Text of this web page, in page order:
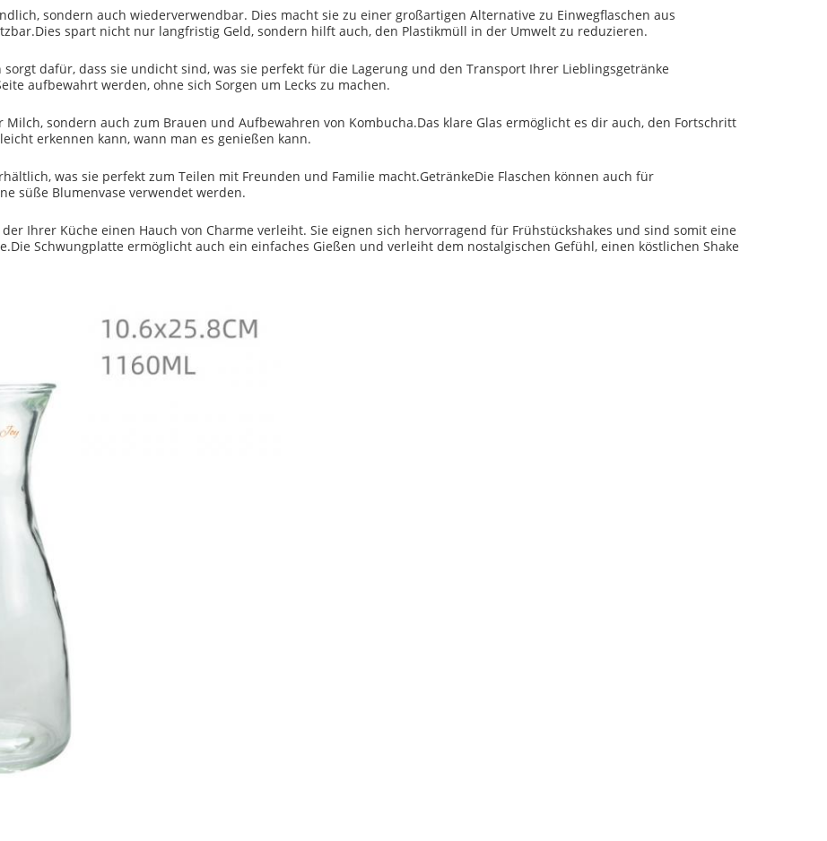
sondern auch wiederverwendbar. Dies macht sie zu einer großartigen Alternative zu Einwegflaschen aus
spart nicht nur langfristig Geld, sondern hilft auch, den Plastikmüll in der Umwelt zu reduzieren.
dafür, dass sie undicht sind, was sie perfekt für die Lagerung und den Transport Ihrer Lieblingsgetränke
aufbewahrt werden, ohne sich Sorgen um Lecks zu machen.
sondern auch zum Brauen und Aufbewahren von Kombucha.Das klare Glas ermöglicht es dir auch, den Fortschritt
erkennen kann, wann man es genießen kann.
was sie perfekt zum Teilen mit Freunden und Familie macht.GetränkeDie Flaschen können auch für
süße Blumenvase verwendet werden.
Ihrer Küche einen Hauch von Charme verleiht. Sie eignen sich hervorragend für Frühstückshakes und sind somit eine
Schwungplatte ermöglicht auch ein einfaches Gießen und verleiht dem nostalgischen Gefühl, einen köstlichen Shake